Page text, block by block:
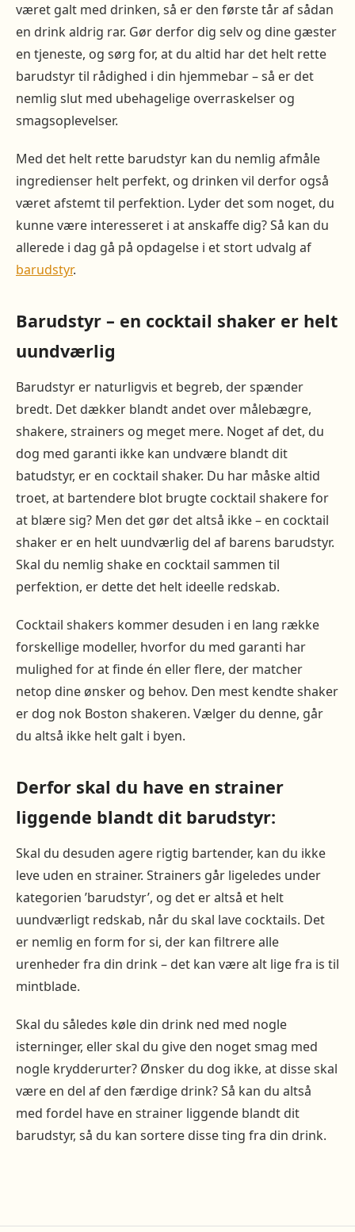
været galt med drinken, så er den første tår af sådan
en drink aldrig rar. Gør derfor dig selv og dine gæster
en tjeneste, og sørg for, at du altid har det helt rette
barudstyr til rådighed i din hjemmebar – så er det
nemlig slut med ubehagelige overraskelser og
smagsoplevelser.
Med det helt rette barudstyr kan du nemlig afmåle
ingredienser helt perfekt, og drinken vil derfor også
været afstemt til perfektion. Lyder det som noget, du
kunne være interesseret i at anskaffe dig? Så kan du
allerede i dag gå på opdagelse i et stort udvalg af
barudstyr.
Barudstyr – en cocktail shaker er helt
uundværlig
Barudstyr er naturligvis et begreb, der spænder
bredt. Det dækker blandt andet over målebægre,
shakere, strainers og meget mere. Noget af det, du
dog med garanti ikke kan undvære blandt dit
batudstyr, er en cocktail shaker. Du har måske altid
troet, at bartendere blot brugte cocktail shakere for
at blære sig? Men det gør det altså ikke – en cocktail
shaker er en helt uundværlig del af barens barudstyr.
Skal du nemlig shake en cocktail sammen til
perfektion, er dette det helt ideelle redskab.
Cocktail shakers kommer desuden i en lang række
forskellige modeller, hvorfor du med garanti har
mulighed for at finde én eller flere, der matcher
netop dine ønsker og behov. Den mest kendte shaker
er dog nok Boston shakeren. Vælger du denne, går
du altså ikke helt galt i byen.
Derfor skal du have en strainer
liggende blandt dit barudstyr:
Skal du desuden agere rigtig bartender, kan du ikke
leve uden en strainer. Strainers går ligeledes under
kategorien ’barudstyr’, og det er altså et helt
uundværligt redskab, når du skal lave cocktails. Det
er nemlig en form for si, der kan filtrere alle
urenheder fra din drink – det kan være alt lige fra is til
mintblade.
Skal du således køle din drink ned med nogle
isterninger, eller skal du give den noget smag med
nogle krydderurter? Ønsker du dog ikke, at disse skal
være en del af den færdige drink? Så kan du altså
med fordel have en strainer liggende blandt dit
barudstyr, så du kan sortere disse ting fra din drink.